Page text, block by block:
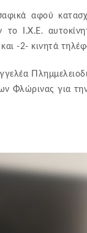
αφού
Ι.Χ.Ε.
-2- κινητά
Φλώρινας για